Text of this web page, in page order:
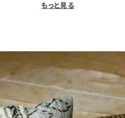
もっと見る